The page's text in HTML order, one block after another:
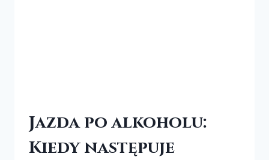
Jazda po alkoholu:
Kiedy następuje